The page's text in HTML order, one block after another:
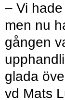
– Vi
men nu
gången
glada
vd Mats